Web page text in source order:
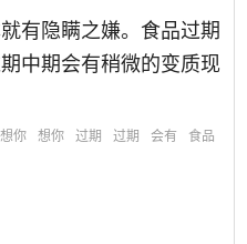
有隐瞒之嫌。食品过期
中期会有稍微的变质现
你 想你 过期 过期 会有 食品